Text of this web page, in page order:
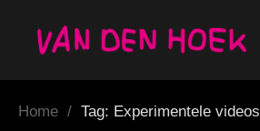
Home / Tag: Experimentele videos